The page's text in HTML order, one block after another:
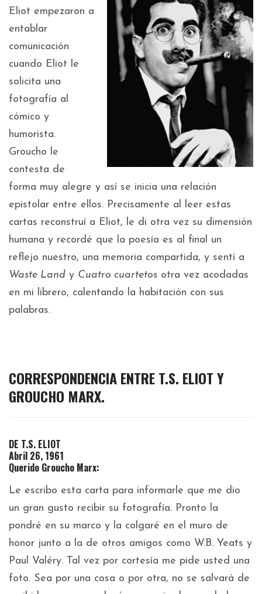
Eliot empezaron a
entablar
comunicación
cuando Eliot le
solicita una
fotografía al
cómico y
humorista.
Groucho le
contesta de
forma muy alegre y así se inicia una relación
epistolar entre ellos. Precisamente al leer estas
cartas reconstruí a Eliot, le di otra vez su dimensión
humana y recordé que la poesía es al final un
reflejo nuestro, una memoria compartida, y sentí a
Waste Land y Cuatro cuartetos otra vez acodadas
en mi librero, calentando la habitación con sus
palabras.
CORRESPONDENCIA ENTRE T.S. ELIOT Y
GROUCHO MARX.
DE T.S. ELIOT
Abril 26, 1961
Querido Groucho Marx:
Le escribo esta carta para informarle que me dio
un gran gusto recibir su fotografía. Pronto la
pondré en su marco y la colgaré en el muro de
honor junto a la de otros amigos como W.B. Yeats y
Paul Valéry. Tal vez por cortesía me pide usted una
foto. Sea por una cosa o por otra, no se salvará de